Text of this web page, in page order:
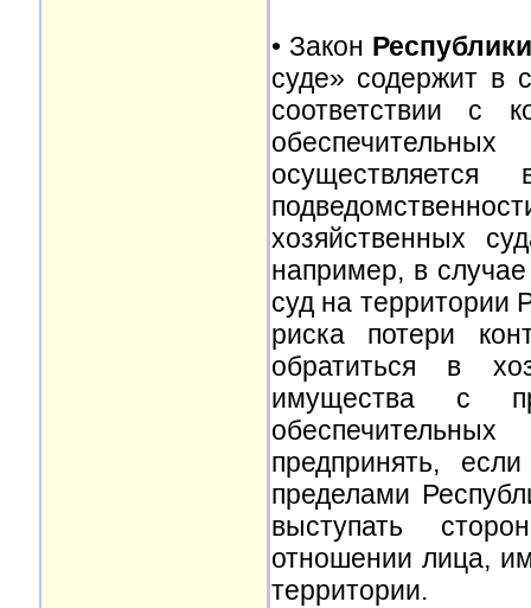
• Закон
суде» содержит в
соответствии с
хозяйственных
например, в
суд на территории
риска потери
обратиться в
имущества с
предпринять,
пределами
выступать
отношении лица,
территории.